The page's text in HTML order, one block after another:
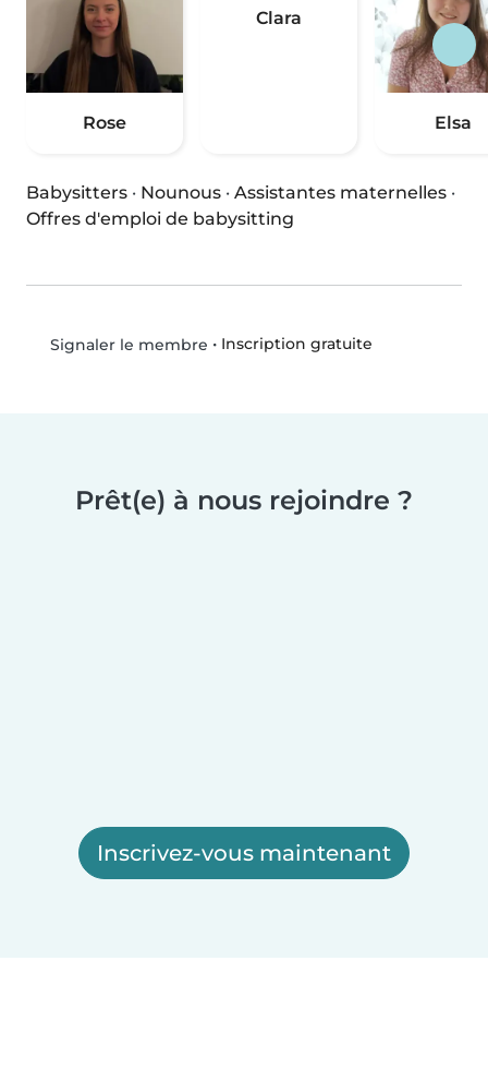
Rose
Clara
Elsa
Babysitters · Nounous · Assistantes maternelles ·
Offres d'emploi de babysitting
Signaler le membre • Inscription gratuite
Prêt(e) à nous rejoindre ?
Inscrivez-vous maintenant